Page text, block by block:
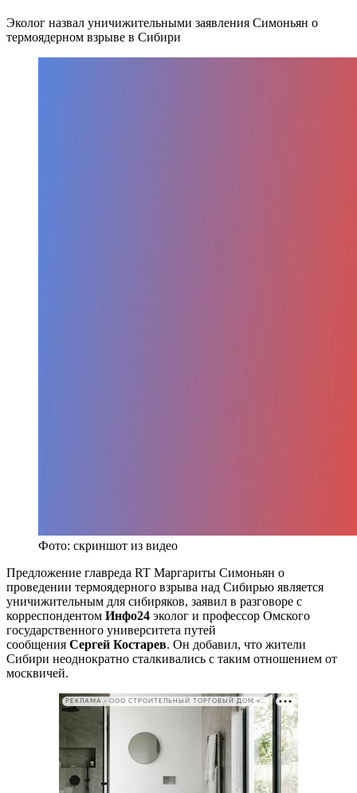
Эколог назвал уничижительными заявления Симоньян о
термоядерном взрыве в Сибири
Фото: скриншот из видео
Предложение главреда RT Маргариты Симоньян о
проведении термоядерного взрыва над Сибирью является
уничижительным для сибиряков, заявил в разговоре с
корреспондентом Инфо24 эколог и профессор Омского
государственного университета путей
сообщения Сергей Костарев. Он добавил, что жители
Сибири неоднократно сталкивались с таким отношением от
москвичей.
РЕКЛАМА • ООО СТРОИТЕЛЬНЫЙ ТОРГОВЫЙ ДОМ «ПЕТРОВИЧ». ИНН: 7802348846